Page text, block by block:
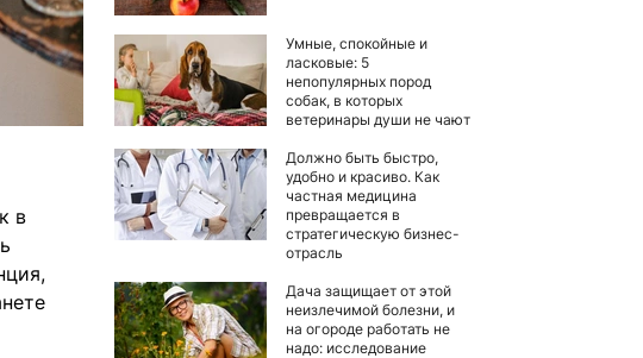
в
Умные, спокойные и
ласковые: 5
непопулярных пород
собак, в которых
ветеринары души не чают
Должно быть быстро,
удобно и красиво. Как
частная медицина
превращается в
стратегическую бизнес-
отрасль
Дача защищает от этой
неизлечимой болезни, и
на огороде работать не
надо: исследование